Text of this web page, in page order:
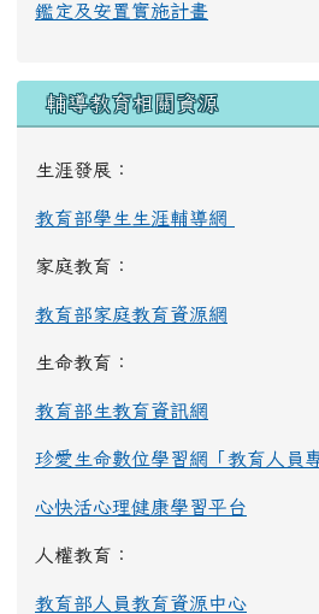
鑑定及安置實施計畫
輔導教育相關資源
生涯發展：
教育部學生生涯輔導網
家庭教育：
教育部家庭教育資源網
生命教育：
教育部生教育資訊網
珍愛生命數位學習網「教育人員
心快活心理健康學習平台
人權教育：
教育部人員教育資源中心